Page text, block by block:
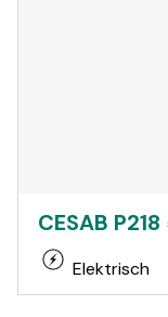
CESAB
Elektrisch